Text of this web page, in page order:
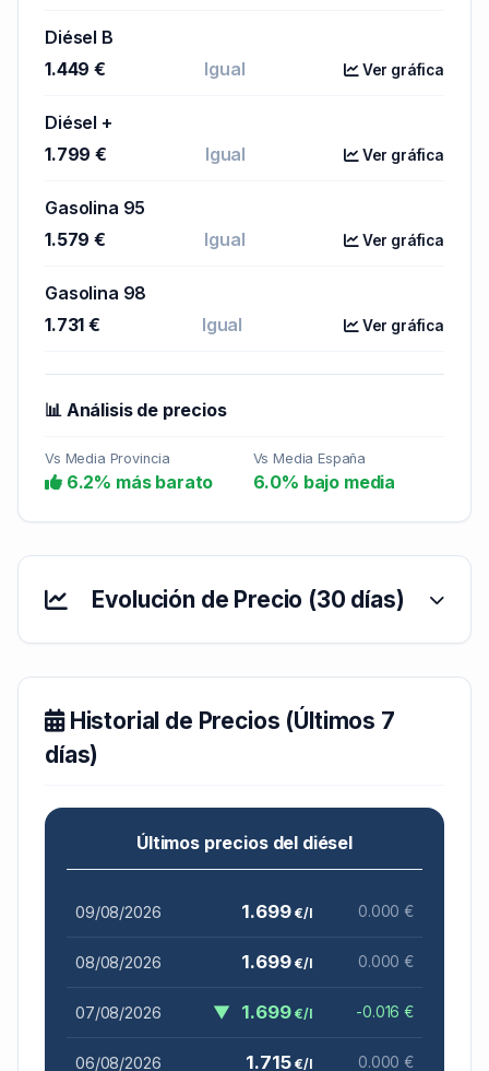
Diésel B
1.449 €
Igual Ver gráfica
Diésel +
1.799 €
Igual Ver gráfica
Gasolina 95
1.579 €
Igual Ver gráfica
Gasolina 98
1.731 €
Igual Ver gráfica
📊 Análisis de precios
Vs Media Provincia
6.2% más barato
Vs Media España
6.0% bajo media
Evolución de Precio (30 días)
Historial de Precios (Últimos 7
días)
Últimos precios del diésel
09/08/2026 1.699€/l 0.000 €
08/08/2026 1.699€/l 0.000 €
07/08/2026 ▼ 1.699€/l -0.016 €
06/08/2026 1.715€/l 0.000 €